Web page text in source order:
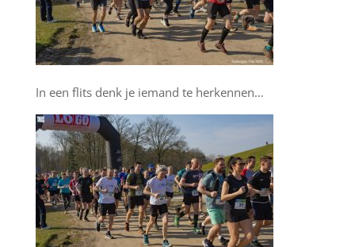
In een flits denk je iemand te herkennen…